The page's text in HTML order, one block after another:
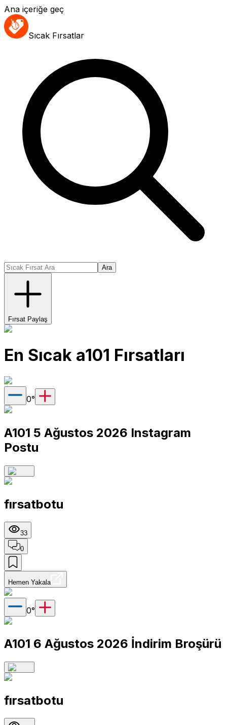
Ana içeriğe geç
Sıcak Fırsatlar
Ara
Fırsat Paylaş
En Sıcak a101 Fırsatları
0°
A101 5 Ağustos 2026 Instagram
Postu
fırsatbotu
33
0
Hemen Yakala
0°
A101 6 Ağustos 2026 İndirim Broşürü
fırsatbotu